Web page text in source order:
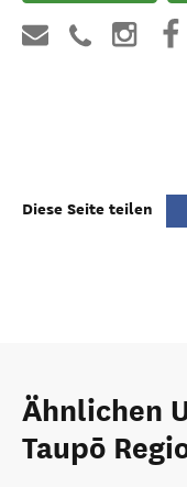
Diese Seite teilen
Ähnlichen
Taupō